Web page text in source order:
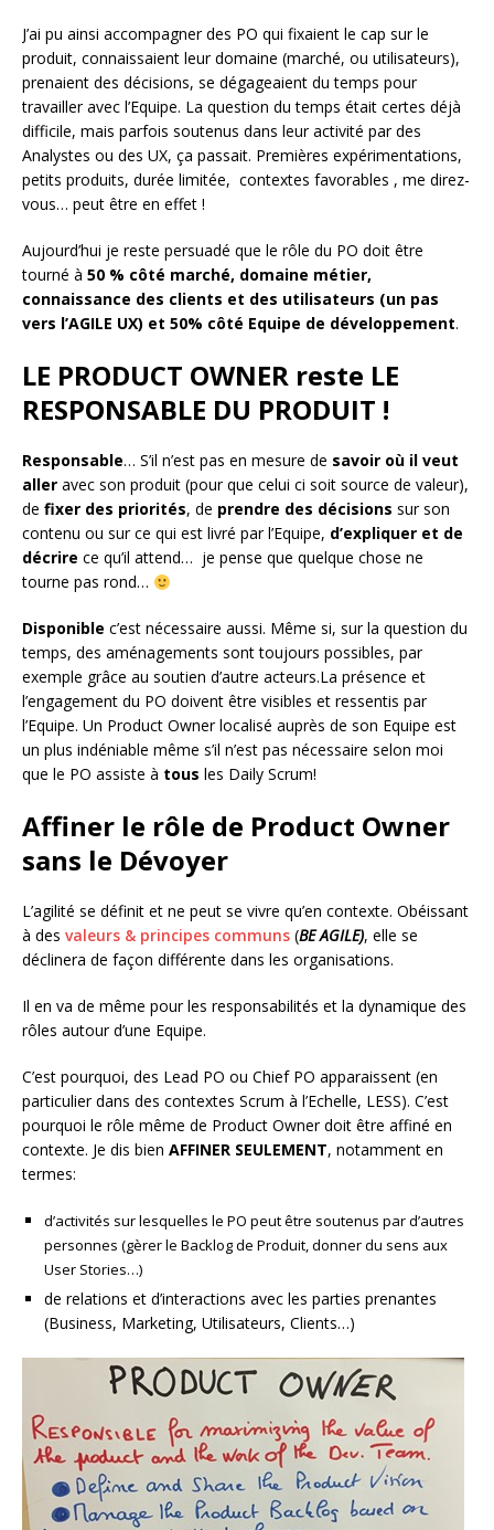
J’ai pu ainsi accompagner des PO qui fixaient le cap sur le
produit, connaissaient leur domaine (marché, ou utilisateurs),
prenaient des décisions, se dégageaient du temps pour
travailler avec l’Equipe. La question du temps était certes déjà
difficile, mais parfois soutenus dans leur activité par des
Analystes ou des UX, ça passait. Premières expérimentations,
petits produits, durée limitée, contextes favorables , me direz-
vous… peut être en effet !
Aujourd’hui je reste persuadé que le rôle du PO doit être
tourné à 50 % côté marché, domaine métier,
connaissance des clients et des utilisateurs (un pas
vers l’AGILE UX) et 50% côté Equipe de développement.
LE PRODUCT OWNER reste LE
RESPONSABLE DU PRODUIT !
Responsable… S’il n’est pas en mesure de savoir où il veut
aller avec son produit (pour que celui ci soit source de valeur),
de fixer des priorités, de prendre des décisions sur son
contenu ou sur ce qui est livré par l’Equipe, d’expliquer et de
décrire ce qu’il attend… je pense que quelque chose ne
tourne pas rond…
Disponible c’est nécessaire aussi. Même si, sur la question du
temps, des aménagements sont toujours possibles, par
exemple grâce au soutien d’autre acteurs.La présence et
l’engagement du PO doivent être visibles et ressentis par
l’Equipe. Un Product Owner localisé auprès de son Equipe est
un plus indéniable même s’il n’est pas nécessaire selon moi
que le PO assiste à tous les Daily Scrum!
Affiner le rôle de Product Owner
sans le Dévoyer
L’agilité se définit et ne peut se vivre qu’en contexte. Obéissant
à des valeurs & principes communs (BE AGILE), elle se
déclinera de façon différente dans les organisations.
Il en va de même pour les responsabilités et la dynamique des
rôles autour d’une Equipe.
C’est pourquoi, des Lead PO ou Chief PO apparaissent (en
particulier dans des contextes Scrum à l’Echelle, LESS). C’est
pourquoi le rôle même de Product Owner doit être affiné en
contexte. Je dis bien AFFINER SEULEMENT, notamment en
termes:
d’activités sur lesquelles le PO peut être soutenus par d’autres
personnes (gèrer le Backlog de Produit, donner du sens aux
User Stories…)
de relations et d’interactions avec les parties prenantes
(Business, Marketing, Utilisateurs, Clients…)